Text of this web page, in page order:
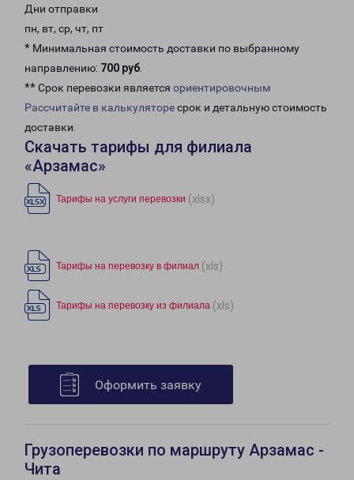
Дни отправки
пн, вт, ср, чт, пт
* Минимальная стоимость доставки по выбранному
направлению: 700 руб.
** Срок перевозки является ориентировочным
Рассчитайте в калькуляторесрок и детальную стоимость
доставки.
Скачать тарифы для филиала
«Арзамас»
Тарифы на услуги перевозки (xlsx)
Тарифы на перевозку в филиал (xls)
Тарифы на перевозку из филиала (xls)
Оформить заявку
Грузоперевозки по маршруту Арзамас -
Чита